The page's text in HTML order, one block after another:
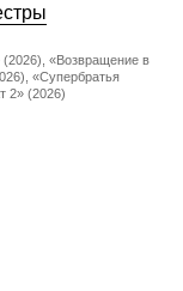
«Возвращение в
«Супербратья
2» (2026)